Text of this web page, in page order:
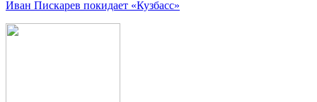
Иван Пискарев покидает «Кузбасс»